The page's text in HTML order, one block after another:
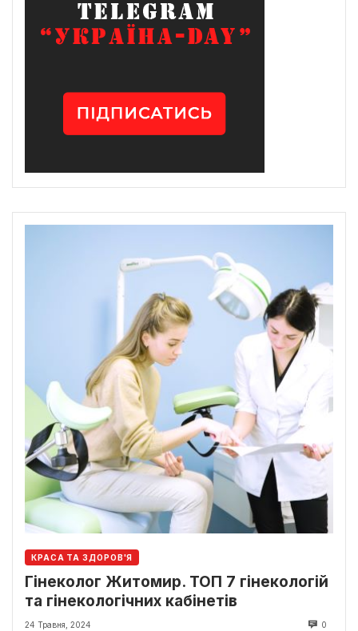
КРАСА ТА ЗДОРОВ'Я
Гінеколог Житомир. ТОП 7 гінекологій
та гінекологічних кабінетів
24 Травня, 2024 0